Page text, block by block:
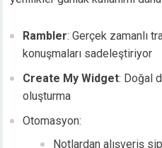
Rambler: Gerçek zamanlı
konuşmaları sadeleştiriyor
Create My Widget: Doğal
oluşturma
Otomasyon:
Notlardan alışveriş